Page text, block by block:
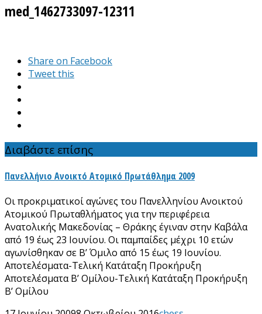
med_1462733097-12311
Share on Facebook
Tweet this
Διαβάστε επίσης
Πανελλήνιο Ανοικτό Ατομικό Πρωτάθλημα 2009
Οι προκριματικοί αγώνες του Πανελληνίου Ανοικτού
Ατομικού Πρωταθλήματος για την περιφέρεια
Ανατολικής Μακεδονίας – Θράκης έγιναν στην Καβάλα
από 19 έως 23 Ιουνίου. Οι παμπαίδες μέχρι 10 ετών
αγωνίσθηκαν σε Β’ Όμιλο από 15 έως 19 Ιουνίου.
Αποτελέσματα-Τελική Κατάταξη Προκήρυξη
Αποτελέσματα Β’ Ομίλου-Τελική Κατάταξη Προκήρυξη
Β’ Ομίλου